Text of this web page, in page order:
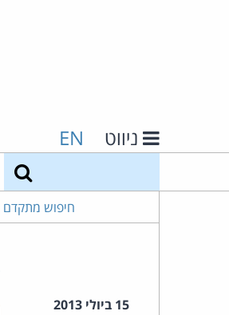
ניווט EN
חיפוש מתקדם
15 ביולי 2013